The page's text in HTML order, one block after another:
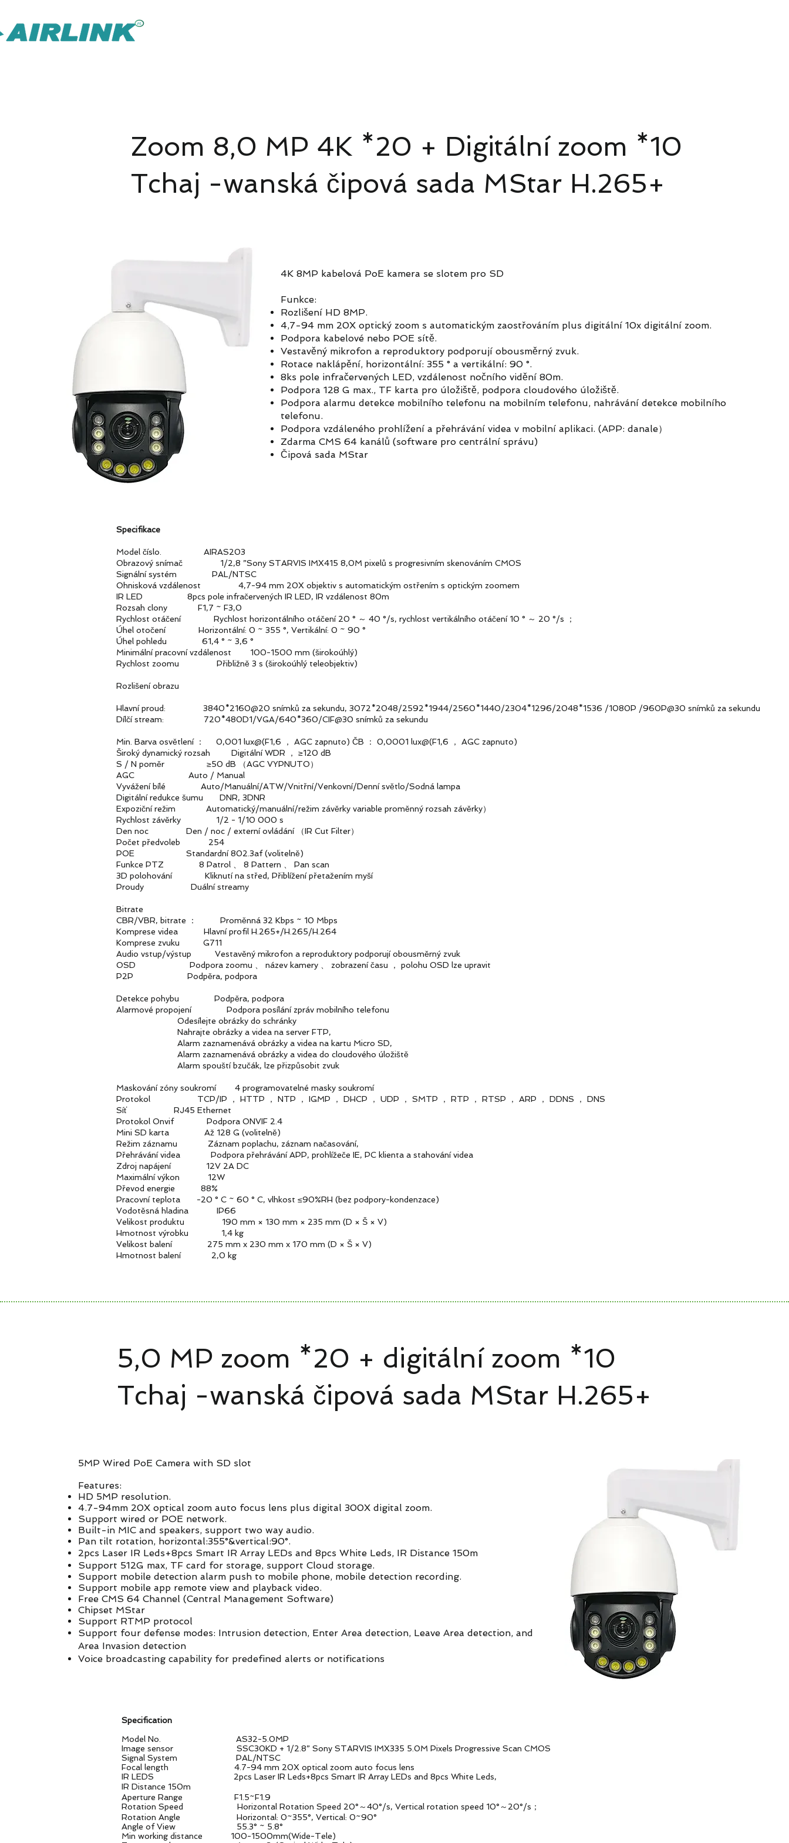
Zoom 8,0 MP 4K *20 + Digitální zoom *10
Tchaj -wanská čipová sada MStar H.265+
4K 8MP kabelová PoE kamera se slotem pro SD
Funkce:
Rozlišení HD 8MP.
4,7-94 mm 20X optický zoom s automatickým zaostřováním plus digitální 10x digitální zoom.
Podpora kabelové nebo POE sítě.
Vestavěný mikrofon a reproduktory podporují obousměrný zvuk.
Rotace naklápění, horizontální: 355 ° a vertikální: 90 °.
8ks pole infračervených LED, vzdálenost nočního vidění 80m.
Podpora 128 G max., TF karta pro úložiště, podpora cloudového úložiště.
Podpora alarmu detekce mobilního telefonu na mobilním telefonu, nahrávání detekce mobilního
telefonu.
Podpora vzdáleného prohlížení a přehrávání videa v mobilní aplikaci. (APP: danale）
Zdarma CMS 64 kanálů (software pro centrální správu)
Čipová sada MStar
Specifikace
Model číslo. AIRAS203
Obrazový snímač 1/2,8 ”Sony STARVIS IMX415 8,0M pixelů s progresivním skenováním CMOS
Signální systém PAL/NTSC
Ohnisková vzdálenost 4,7-94 mm 20X objektiv s automatickým ostřením s optickým zoomem
IR LED 8pcs pole infračervených IR LED, IR vzdálenost 80m
Rozsah clony F1,7 ~ F3,0
Rychlost otáčení Rychlost horizontálního otáčení 20 ° ～ 40 °/s, rychlost vertikálního otáčení 10 ° ～ 20 °/s ；
Úhel otočení Horizontální: 0 ~ 355 °, Vertikální: 0 ~ 90 °
Úhel pohledu 61,4 ° ~ 3,6 °
Minimální pracovní vzdálenost 100-1500 mm (širokoúhlý)
Rychlost zoomu Přibližně 3 s (širokoúhlý teleobjektiv)
Rozlišení obrazu
Hlavní proud: 3840*2160@20 snímků za sekundu, 3072*2048/2592*1944/2560*1440/2304*1296/2048*1536 /1080P /960P@30 snímků za
Dílčí stream: 720*480D1/VGA/640*360/CIF@30 snímků za sekundu
Min. Barva osvětlení ： 0,001 lux@(F1,6 ， AGC zapnuto) ČB ： 0,0001 lux@(F1,6 ， AGC zapnuto)
Široký dynamický rozsah Digitální WDR ， ≥120 dB
S / N poměr ≥50 dB （AGC VYPNUTO）
AGC Auto / Manual
Vyvážení bílé Auto/Manuální/ATW/Vnitřní/Venkovní/Denní světlo/Sodná lampa
Digitální redukce šumu DNR, 3DNR
Expoziční režim Automatický/manuální/režim závěrky variable proměnný rozsah závěrky）
Rychlost závěrky 1/2 - 1/10 000 s
Den noc Den / noc / externí ovládání （IR Cut Filter）
Počet předvoleb 254
POE Standardní 802.3af (volitelně)
Funkce PTZ 8 Patrol 、 8 Pattern 、 Pan scan
3D polohování Kliknutí na střed, Přiblížení přetažením myší
Proudy Duální streamy
Bitrate
CBR/VBR, bitrate ： Proměnná 32 Kbps ~ 10 Mbps
Komprese videa Hlavní profil H.265+/H.265/H.264
Komprese zvuku G711
Audio vstup/výstup Vestavěný mikrofon a reproduktory podporují obousměrný zvuk
OSD Podpora zoomu 、 název kamery 、 zobrazení času ， polohu OSD lze upravit
P2P Podpěra, podpora
Detekce pohybu Podpěra, podpora
Alarmové propojení Podpora posílání zpráv mobilního telefonu
Odesílejte obrázky do schránky
Nahrajte obrázky a videa na server FTP,
Alarm zaznamenává obrázky a videa na kartu Micro SD,
Alarm zaznamenává obrázky a videa do cloudového úložiště
Alarm spouští bzučák, lze přizpůsobit zvuk
Maskování zóny soukromí 4 programovatelné masky soukromí
Protokol TCP/IP ， HTTP ， NTP ， IGMP ， DHCP ， UDP ， SMTP ， RTP ， RTSP ， ARP ， DDNS ， DNS
Síť RJ45 Ethernet
Protokol Onvif Podpora ONVIF 2.4
Mini SD karta Až 128 G (volitelně)
Režim záznamu Záznam poplachu, záznam načasování,
Přehrávání videa Podpora přehrávání APP, prohlížeče IE, PC klienta a stahování videa
Zdroj napájení 12V 2A DC
Maximální výkon 12W
Převod energie 88%
Pracovní teplota -20 ° C ~ 60 ° C, vlhkost ≤90%RH (bez podpory-kondenzace)
Vodotěsná hladina IP66
Velikost produktu 190 mm × 130 mm × 235 mm (D × Š × V)
Hmotnost výrobku 1,4 kg
Velikost balení 275 mm x 230 mm x 170 mm (D × Š × V)
Hmotnost balení 2,0 kg
5,0 MP zoom *20 + digitální zoom *10
Tchaj -wanská čipová sada MStar H.265+
5MP Wired PoE Camera with SD slot
Features:
HD 5MP resolution.
4.7-94mm 20X optical zoom auto focus lens plus digital 300X digital zoom.
Support wired or POE network.
Built-in MIC and speakers, support two way audio.
Pan tilt rotation, horizontal:355°&vertical:90°.
2pcs Laser IR Leds+8pcs Smart IR Array LEDs and 8pcs White Leds, IR Distance 150m
Support 512G max, TF card for storage, support Cloud storage.
Support mobile detection alarm push to mobile phone, mobile detection recording.
Support mobile app remote view and playback video.
Free CMS 64 Channel (Central Management Software)
Chipset MStar
Support RTMP protocol
Support four defense modes: Intrusion detection, Enter Area detection, Leave Area detection, and
Area Invasion detection
Voice broadcasting capability for predefined alerts or notifications
Specification
Model No. AS32-5.0MP
Image sensor SSC30KD + 1/2.8” Sony STARVIS IMX335 5.0M Pixels Progressive Scan CMOS
Signal System PAL/NTSC
Focal length 4.7-94 mm 20X optical zoom auto focus lens
IR LEDS 2pcs Laser IR Leds+8pcs Smart IR Array LEDs and 8pcs White Leds,
IR Distance 150m
Aperture Range F1.5~F1.9
Rotation Speed Horizontal Rotation Speed 20°～40°/s, Vertical rotation speed 10°～20°/s；
Rotation Angle Horizontal: 0~355°, Vertical: 0~90°
Angle of View 55.3° ~ 5.8°
Min working distance 100-1500mm(Wide-Tele)